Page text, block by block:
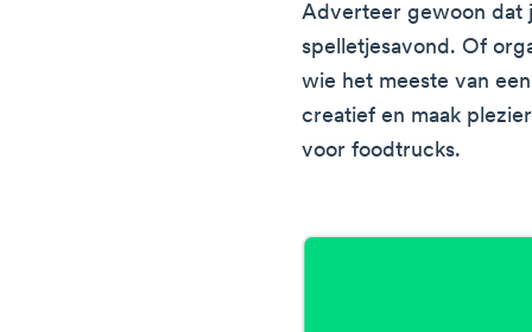
Adverteer gewoon dat
spelletjesavond. Of
wie het meeste van
creatief en maak
voor foodtrucks.